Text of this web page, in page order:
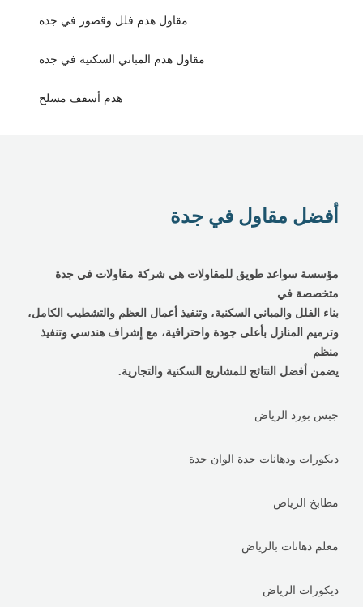
مقاول هدم فلل وقصور في جدة
مقاول هدم المباني السكنية في جدة
هدم أسقف مسلح
أفضل مقاول في جدة
مؤسسة سواعد طويق للمقاولات هي شركة مقاولات في جدة
متخصصة في
بناء الفلل والمباني السكنية، وتنفيذ أعمال العظم والتشطيب الكامل،
وترميم المنازل بأعلى جودة واحترافية، مع إشراف هندسي وتنفيذ
منظم
يضمن أفضل النتائج للمشاريع السكنية والتجارية.
جبس بورد الرياض
ديكورات ودهانات جدة الوان جدة
مطابخ الرياض
معلم دهانات بالرياض
ديكورات الرياض